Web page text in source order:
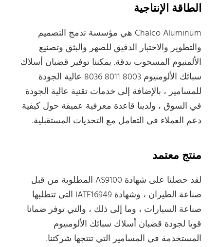
الطاقة الإنتاجية
Chalco Aluminum هي مؤسسة تدمج التصميم
والتطوير والاختبار الدقيق للصهر والبثق وتصنيع
الألمنيوم المسحوب بدقة. يمكننا توفير قضبان أسلاك
سبائك الألومنيوم 8003 8011 8036 عالية الجودة
للمسامير ، بالإضافة إلى خدمات تقنية عالية الجودة
في السوق ، ولدينا قاعدة معرفية عميقة حول كيفية
دعم العملاء في التعامل مع التحديات المستقبلية.
منتج معتمد
لقد حصلنا على شهادة AS9100 المطلوبة من قبل
صناعة الطيران ، وشهادة IATF16949 التي تتطلبها
صناعة السيارات ، وما إلى ذلك ، والتي توفر ضمانا
قويا لجودة قضبان أسلاك سبائك الألومنيوم
المستخدمة في المسامير التي تنتجها شركتنا.